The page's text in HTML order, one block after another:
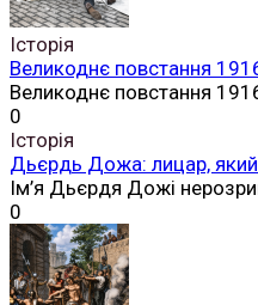
Історія
Великоднє повстання
Великоднє повстання
0
Історія
Дьєрдь Дожа: лицар, який
Ім’я Дьєрдя Дожі
0